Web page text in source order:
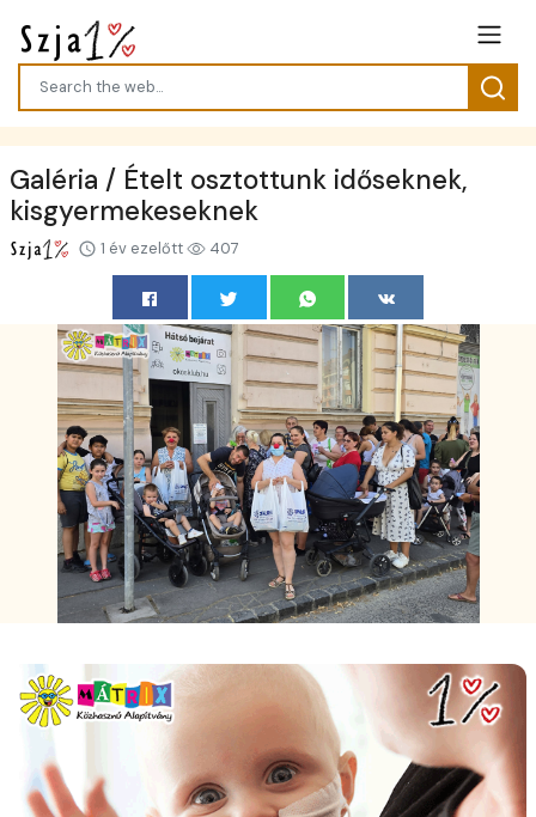
Galéria / Ételt osztottunk időseknek,
kisgyermekeseknek
1 év ezelőtt 407